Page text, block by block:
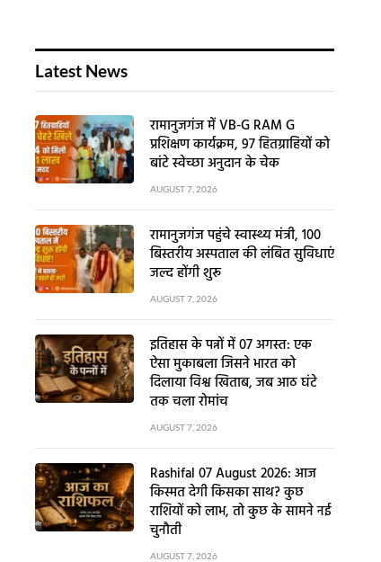
Latest News
रामानुजगंज में VB-G RAM G
प्रशिक्षण कार्यक्रम, 97 हितग्राहियों को
बांटे स्वेच्छा अनुदान के चेक
AUGUST 7, 2026
रामानुजगंज पहुंचे स्वास्थ्य मंत्री, 100
बिस्तरीय अस्पताल की लंबित सुविधाएं
जल्द होंगी शुरू
AUGUST 7, 2026
इतिहास के पन्नों में 07 अगस्त: एक
ऐसा मुकाबला जिसने भारत को
दिलाया विश्व खिताब, जब आठ घंटे
तक चला रोमांच
AUGUST 7, 2026
Rashifal 07 August 2026: आज
किस्मत देगी किसका साथ? कुछ
राशियों को लाभ, तो कुछ के सामने नई
चुनौती
AUGUST 7, 2026